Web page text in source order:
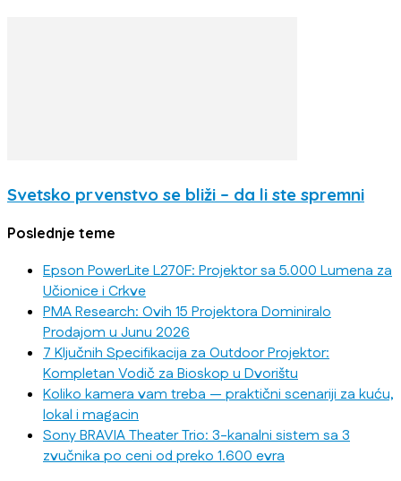
Svetsko prvenstvo se bliži – da li ste spremni
Poslednje teme
Epson PowerLite L270F: Projektor sa 5.000 Lumena za
Učionice i Crkve
PMA Research: Ovih 15 Projektora Dominiralo
Prodajom u Junu 2026
7 Ključnih Specifikacija za Outdoor Projektor:
Kompletan Vodič za Bioskop u Dvorištu
Koliko kamera vam treba — praktični scenariji za kuću,
lokal i magacin
Sony BRAVIA Theater Trio: 3-kanalni sistem sa 3
zvučnika po ceni od preko 1.600 evra